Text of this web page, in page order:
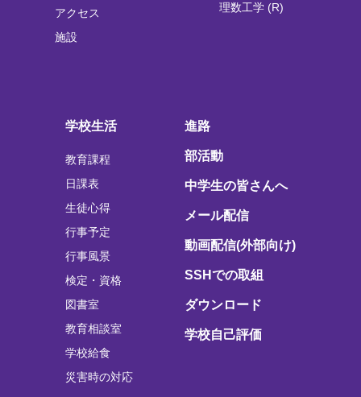
アクセス
施設
理数工学 (R)
学校生活
教育課程
日課表
生徒心得
行事予定
行事風景
検定・資格
図書室
教育相談室
学校給食
災害時の対応
進路
部活動
中学生の皆さんへ
メール配信
動画配信(外部向け)
SSHでの取組
ダウンロード
学校自己評価